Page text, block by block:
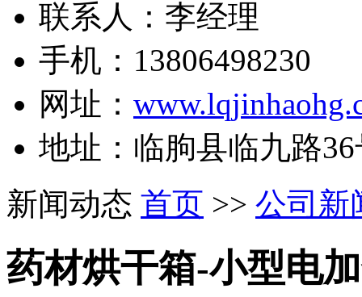
联系人：李经理
手机：13806498230
网址：
地址：临朐县临九路36
新闻动态 首页 >> 公司新
药材烘干箱-小型电